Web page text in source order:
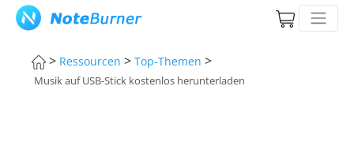
> Ressourcen > Top-Themen >
Musik auf USB-Stick kostenlos herunterladen